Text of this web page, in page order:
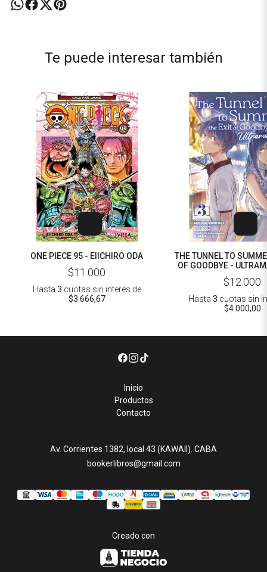
Te puede interesar también
ONE PIECE 95 - EIICHIRO ODA
$11.000
Hasta 3 cuotas sin interés de
$3.666,67
THE TUNNEL TO
OF GOODBYE -
HACHIMOKU -
$12.000
Hasta 3 cuotas sin
$4.000,00
Inicio
Productos
Contacto
Av. Corrientes 1382, local 43 (KAWAII). CABA
bookerlibros@gmail.com
Creado con